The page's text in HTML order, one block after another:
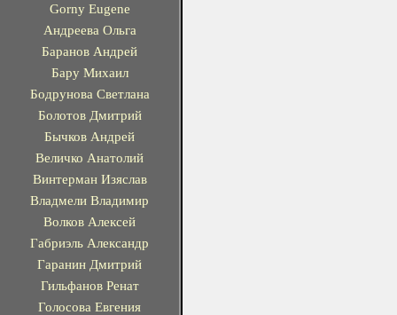
Gorny Eugene
Андреева Ольга
Баранов Андрей
Бару Михаил
Бодрунова Светлана
Болотов Дмитрий
Бычков Андрей
Величко Анатолий
Винтерман Изяслав
Владмели Владимир
Волков Алексей
Габриэль Александр
Гаранин Дмитрий
Гильфанов Ренат
Голосова Евгения